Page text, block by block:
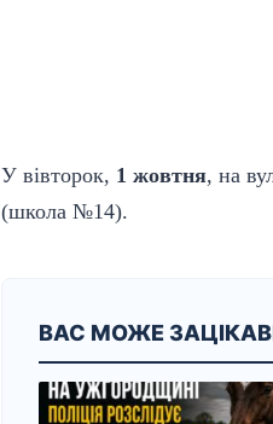
У вівторок, 1 жовтня, на
(школа №14).
ВАС МОЖЕ